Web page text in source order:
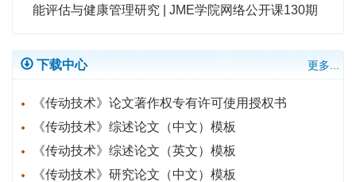
能评估与健康管理研究 | JME学院网络公开课130期
下载中心 更多...
《传动技术》论文著作权专有许可使用授权书
《传动技术》综述论文（中文）模板
《传动技术》综述论文（英文）模板
《传动技术》研究论文（中文）模板